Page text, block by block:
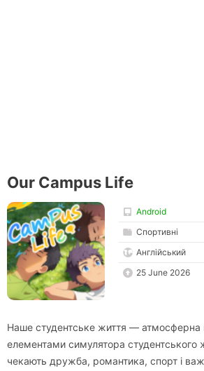
Our Campus Life
Android
Спортивні
Англійський
25 June 2026
Наше студентське життя — атмосферна
елементами симулятора студентського
чекають дружба, романтика, спорт і